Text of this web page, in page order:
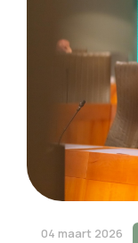
04 maart 2026